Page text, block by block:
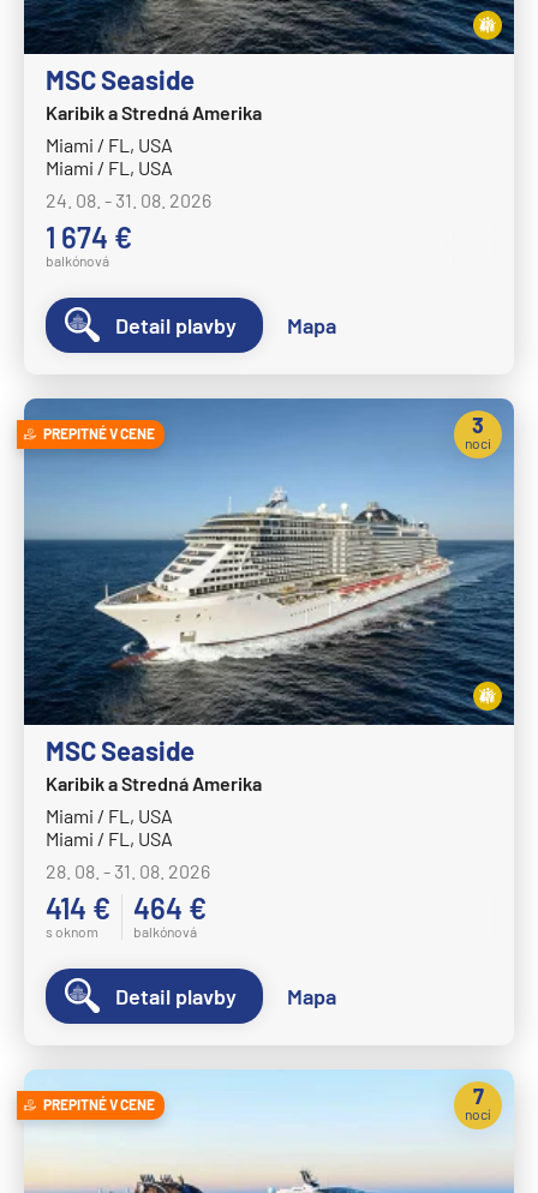
Norwegian Dawn
Norwegian Encore
Norwegian Epic
Norwegian Escape
Norwegian Getaway
Norwegian Jade
Norwegian Jewel
Norwegian Joy
Norwegian Pearl
Norwegian Sky
Norwegian Spirit
Norwegian Star
Norwegian Sun
Norwegian Viva
Pride of America
Oceania Cruises
Oceania Allura
Oceania Insignia
Oceania Marina
Oceania Nautica
Oceania Regatta
Oceania Riviera
Oceania Sirena
Oceania Vista
P&O
Arcadia
MSC Seaside
Karibik a Stredná Amerika
Miami / FL, USA
Miami / FL, USA
24. 08. - 31. 08. 2026
1 674 €
balkónová
Detail plavby Mapa
PREPITNÉ V CENE
MSC Seaside
Karibik a Stredná Amerika
Miami / FL, USA
Miami / FL, USA
28. 08. - 31. 08. 2026
414 €
s oknom
464 €
balkónová
3
noci
Detail plavby Mapa
PREPITNÉ V CENE 7
nocí